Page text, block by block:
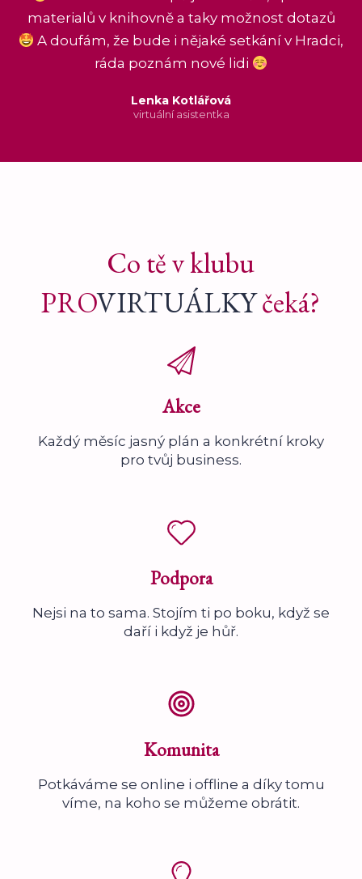
materialů v knihovně a taky možnost dotazů
A doufám, že bude i nějaké setkání v Hradci,
ráda poznám nové lidi
Lenka Kotlářová
virtuální asistentka
Co tě v klubu
PROVIRTUÁLKYčeká?
Akce
Každý měsíc jasný plán a konkrétní kroky
pro tvůj business.
Podpora
Nejsi na to sama. Stojím ti po boku, když se
daří i když je hůř.
Komunita
Potkáváme se online i offline a díky tomu
víme, na koho se můžeme obrátit.